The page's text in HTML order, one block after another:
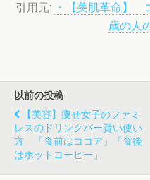
引用元:
・【美肌革命】
歳の人
以前の投稿
【美容】痩せ女子のファミ
レスのドリンクバー賢い使い
方 「食前はココア」「食後
はホットコーヒー」